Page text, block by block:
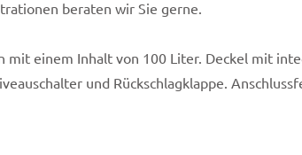
beraten wir Sie gerne.
mit einem Inhalt von 100 Liter. Deckel mit
und Rückschlagklappe.